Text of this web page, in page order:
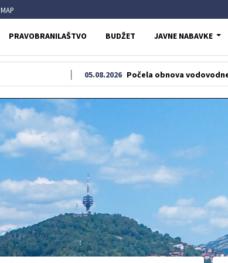
MAP
PRAVOBRANILAŠTVO BUDŽET JAVNE NABAVKE
Počela obnova vodovodne i